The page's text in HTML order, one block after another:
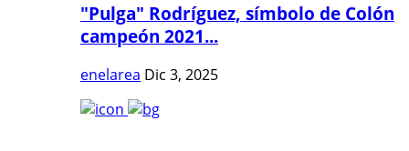
"Pulga" Rodríguez, símbolo de Colón
campeón 2021...
enelarea Dic 3, 2025